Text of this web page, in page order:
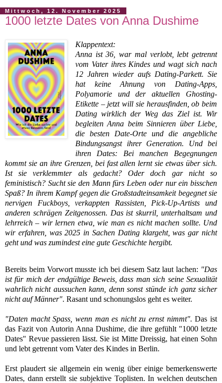
Mittwoch, 12. November 2025
1000 letzte Dates von Anna Dushime
Klappentext:
Anna ist 36, war mal verlobt, lebt getrennt
vom Vater ihres Kindes und wagt sich nach
12 Jahren wieder aufs Dating-Parkett. Sie
hat keine Ahnung von Dating-Apps,
Polyamorie und der aktuellen Ghosting-
Etikette – jetzt will sie herausfinden, ob beim
Dating wirklich der Weg das Ziel ist. Wir
begleiten Anna beim Sinnieren über Liebe,
die besten Date-Orte und die angebliche
Bindungsangst ihrer Generation. Und bei
ihren Dates: Bei manchen Begegnungen
kommt sie an ihre Grenzen, bei fast allen lernt sie etwas über sich.
Ist sie verklemmter als gedacht? Oder doch gar nicht so
feministisch? Sucht sie den Mann fürs Leben oder nur ein bisschen
Spaß? In ihrem Kampf gegen die Großstadteinsamkeit begegnet sie
nervigen Fuckboys, verkappten Rassisten, Pick-Up-Artists und
anderen schrägen Zeitgenossen. Das ist skurril, unterhaltsam und
lehrreich – wir lernen etwa, wie man es nicht machen sollte. Und
wir erfahren, was 2025 in Sachen Dating klargeht, was gar nicht
geht und was zumindest eine gute Geschichte hergibt.
Bereits beim Vorwort musste ich bei diesem Satz laut lachen: "Das
ist für mich der endgültige Beweis, dass man sich seine Sexualität
wahrlich nicht aussuchen kann, denn sonst stünde ich ganz sicher
nicht auf Männer". Rasant und schonungslos geht es weiter.
"Daten macht Spass, wenn man es nicht zu ernst nimmt".Das ist
das Fazit von Autorin Anna Dushime, die ihre gefühlt "1000 letzte
Dates" Revue passieren lässt. Sie ist Mitte Dreissig, hat einen Sohn
und lebt getrennt vom Vater des Kindes in Berlin.
Erst plaudert sie allgemein ein wenig über einige bemerkenswerte
Dates, dann erstellt sie subjektive Toplisten. In welchen deutschen